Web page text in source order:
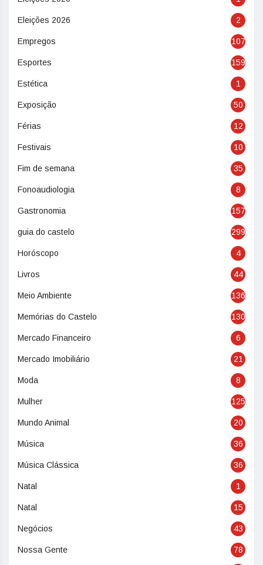
Eleições 2026 2
Empregos 107
Esportes 159
Estética 1
Exposição 50
Férias 12
Festivais 10
Fim de semana 35
Fonoaudiologia 8
Gastronomia 157
guia do castelo 299
Horóscopo 4
Livros 44
Meio Ambiente 136
Memórias do Castelo 130
Mercado Financeiro 6
Mercado Imobiliário 21
Moda 8
Mulher 125
Mundo Animal 20
Música 36
Música Clássica 36
Natal 1
Natal 15
Negócios 43
Nossa Gente 78